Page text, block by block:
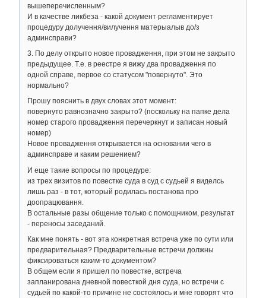
вышеперечисленным?
И в качестве ликбеза - какой документ регламентирует
процедуру долучення/вилучення матерыалыв до/з
админсправи?
3. По делу открыто новое провадження, при этом не закрыто
предыдущее. Т.е. в реестре я вижу два провадження по
одной справе, первое со статусом "повернуто". Это
нормально?
Прошу пояснить в двух словах этот момент:
повернуто равнозначно закрыто? (поскольку на папке дела
номер старого провадження перечеркнут и записан новый
номер)
Новое провадження открывается на основании чего в
админсправе и каким решением?
И еще такие вопросы по процедуре:
из трех визитов по повестке суда в суд с судьей я виделсь
лишь раз - в тот, который родилась постанова про
доопрацювання.
В остальные разы общение только с помощником, результат
- переносы заседаний.
Как мне понять - вот эта конкретная встреча уже по сути или
предварительная? Предварительные встречи должны
фиксироваться каким-то документом?
В общем если я пришел по повестке, встреча
запланирована дневной повесткой дня суда, но встречи с
судьей по какой-то причине не состоялось и мне говорят что